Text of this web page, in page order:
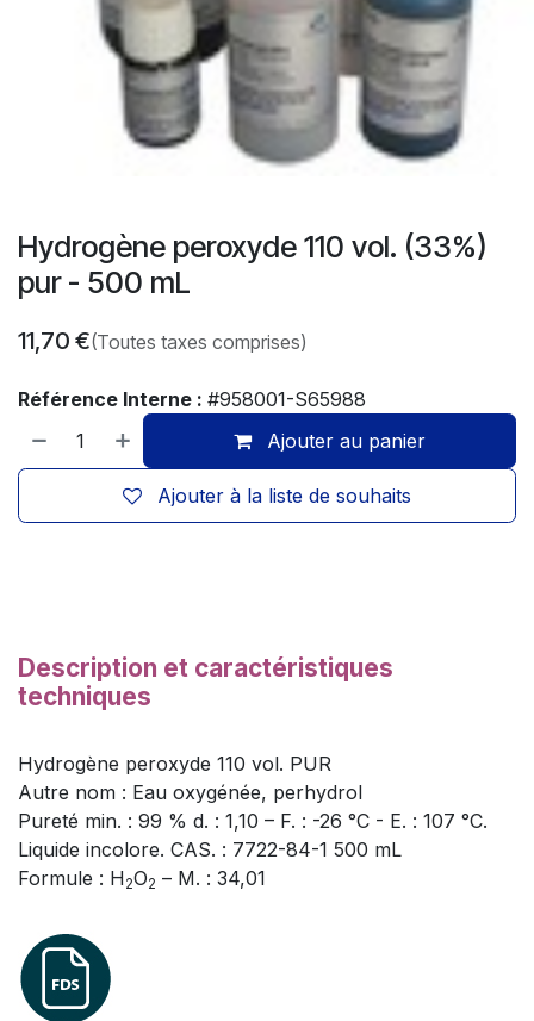
Hydrogène peroxyde 110 vol. (33%)
pur - 500 mL
11,70 €(Toutes taxes comprises)
Référence Interne : #958001-S65988
Ajouter au panier
Ajouter à la liste de souhaits
Description et caractéristiques
techniques
Hydrogène peroxyde 110 vol. PUR
Autre nom : Eau oxygénée, perhydrol
Pureté min. : 99 % d. : 1,10 – F. : -26 °C - E. : 107 °C.
Liquide incolore. CAS. : 7722-84-1 500 mL
Formule : H2O2 – M. : 34,01